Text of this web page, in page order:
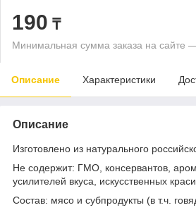
190 ₸
Минимальная сумма заказа на сайте
Описание Характеристики
Описание
Изготовлено из натурального
Не содержит: ГМО, консервантов,
усилителей вкуса, искусственных
Состав: мясо и субпродукты (в т.ч.